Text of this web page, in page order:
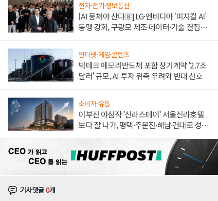
전자·전기·정보통신
[AI 뭉쳐야 산다⑧] LG·엔비디아 '피지컬 AI'
동맹 강화, 구광모 제조·데이터·기술 결집
인터넷·게임·콘텐츠
빅테크 메모리반도체 포함 장기계약 '2.7조
달러' 규모, AI 투자 위축 우려와 반대 신호
소비자·유통
이부진 야심작 '신라스테이' 서울신라호텔
보다 잘 나가, 평택·주문진·해남·건대로 성
기사댓글0개